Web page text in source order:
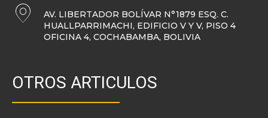
AV. LIBERTADOR BOLÍVAR N°1879 ESQ. C.
HUALLPARRIMACHI, EDIFICIO V Y V, PISO 4
OFICINA 4, COCHABAMBA, BOLIVIA
OTROS ARTICULOS